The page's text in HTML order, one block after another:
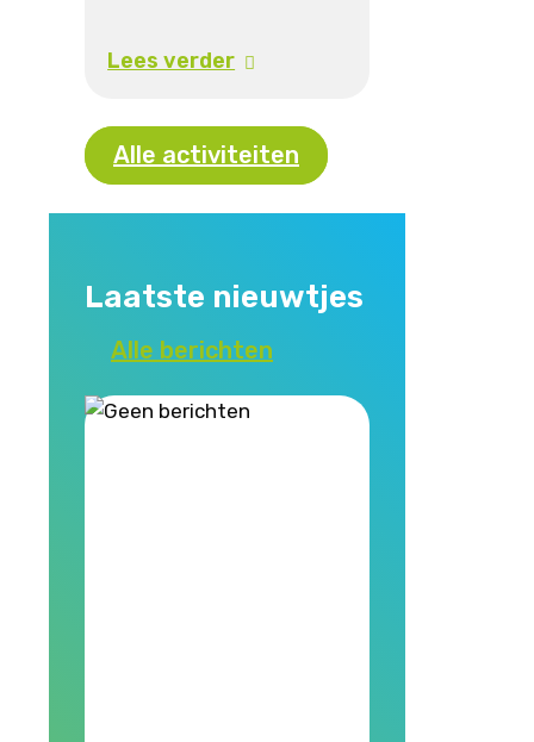
Lees verder
Alle activiteiten
Laatste nieuwtjes
Alle berichten